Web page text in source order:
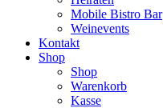
Mobile Bistro Bar
Weinevents
Kontakt
Shop
Shop
Warenkorb
Kasse